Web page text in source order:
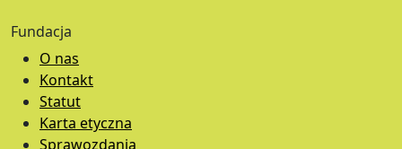
Fundacja
O nas
Kontakt
Statut
Karta etyczna
Sprawozdania